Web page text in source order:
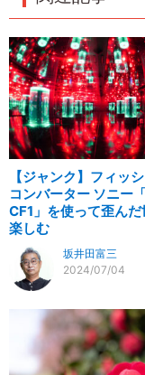
【ジャンク】フィッ
コンバーター ソニー
CF1」を使って歪ん
楽しむ
坂井田富三
2024/07/04